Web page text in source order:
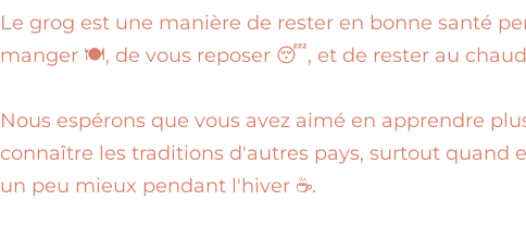
Le grog est une manière de rester en bonne santé
manger 🍽️, de vous reposer 😴, et de rester au chaud
Nous espérons que vous avez aimé en apprendre
connaître les traditions d'autres pays, surtout quand
un peu mieux pendant l'hiver ☕.